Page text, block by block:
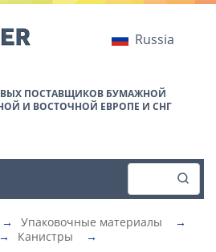
Russia
ПОСТАВЩИКОВ БУМАЖНОЙ
И ВОСТОЧНОЙ ЕВРОПЕ И СНГ
→ Упаковочные материалы
→
→ Канистры
→